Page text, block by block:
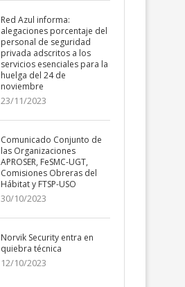
Red Azul informa:
alegaciones porcentaje del
personal de seguridad
privada adscritos a los
servicios esenciales para la
huelga del 24 de
noviembre
23/11/2023
Comunicado Conjunto de
las Organizaciones
APROSER, FeSMC-UGT,
Comisiones Obreras del
Hábitat y FTSP-USO
30/10/2023
Norvik Security entra en
quiebra técnica
12/10/2023